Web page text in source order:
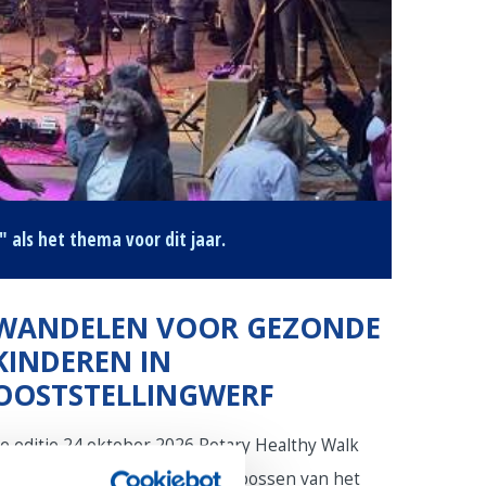
als het thema voor dit jaar.
VOOR GEZONDE
IN
editie 24 oktober 2026 Rotary Healthy Walk
Wandel mee door de prachtige bossen van het